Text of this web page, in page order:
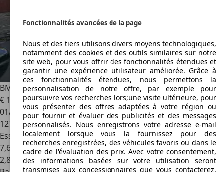
BMW 528528i 258ch Luxe A
€ 18 300
01/2011
127 000 km
Essence
7,6 l/100 km (mixte)
2,8
Fonctionnalités avancées de la page
Nous et des tiers utilisons divers moyens technologiques,
notamment des cookies et des outils similaires sur notre
site web, pour vous offrir des fonctionnalités étendues et
garantir une expérience utilisateur améliorée. Grâce à
ces fonctionnalités étendues, nous permettons la
personnalisation de notre offre, par exemple pour
poursuivre vos recherches lors;une visite ultérieure, pour
vous présenter des offres adaptées à votre région ou
pour fournir et évaluer des publicités et des messages
personnalisés. Nous enregistrons votre adresse e-mail
localement lorsque vous la fournissez pour des
recherches enregistrées, des véhicules favoris ou dans le
cadre de l'évaluation des prix. Avec votre consentement,
des informations basées sur votre utilisation seront
transmises aux concessionnaires que vous contacterez.